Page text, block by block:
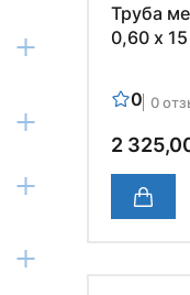
Труба
0,60 х
0 0
2